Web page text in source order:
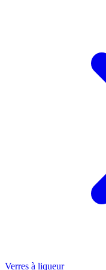
Verres à liqueur